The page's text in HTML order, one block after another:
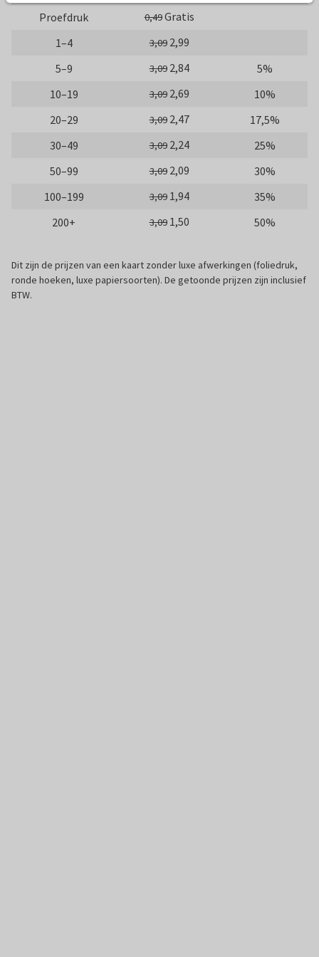
Proefdruk 0,49Gratis
1–4
3,09 2,99
5–9
3,09 2,84
5%
10–19
3,09 2,69
10%
20–29
3,09 2,47
17,5%
30–49
3,09 2,24
25%
50–99
3,09 2,09
30%
100–199
3,09 1,94
35%
200+
3,09 1,50 50%
Dit zijn de prijzen van een kaart zonder luxe afwerkingen (foliedruk,
ronde hoeken, luxe papiersoorten). De getoonde prijzen zijn inclusief
BTW.